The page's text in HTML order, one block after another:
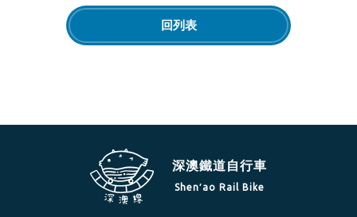
回列表
深澳鐵道自行車
Shen′ao Rail Bike